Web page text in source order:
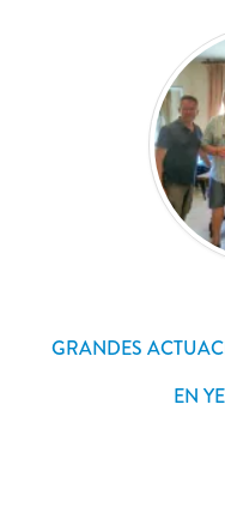
GRANDES
EN